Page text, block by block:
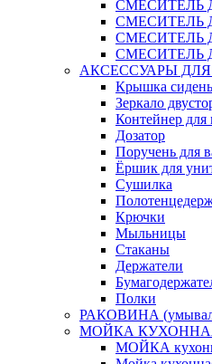
СМЕСИТЕЛЬ
СМЕСИТЕЛЬ
СМЕСИТЕЛЬ
СМЕСИТЕЛЬ
АКСЕССУАРЫ
Крышка
Зеркало
Контейнер для
Дозатор
Поручень для
Ёршик для
Сушилка
Крючки
Мыльницы
Стаканы
Держатели
Полки
РАКОВИНА
МОЙКА
МОЙКА